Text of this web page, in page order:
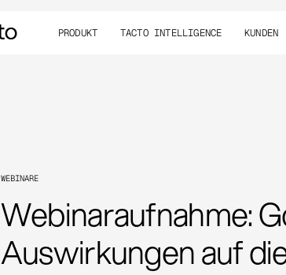
PRODUKT TACTO INTELLIGENCE KUNDEN
WEBINARE
Webinaraufnahme:
Auswirkungen auf